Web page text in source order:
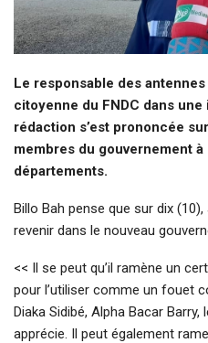
Le responsable des
citoyenne du FNDC dans
rédaction s’est prononcée
membres du gouvernement
départements.
Billo Bah pense que sur dix
revenir dans le nouveau
<< Il se peut qu’il ramène un
pour l’utiliser comme un fouet
Diaka Sidibé, Alpha Bacar
apprécie. Il peut également